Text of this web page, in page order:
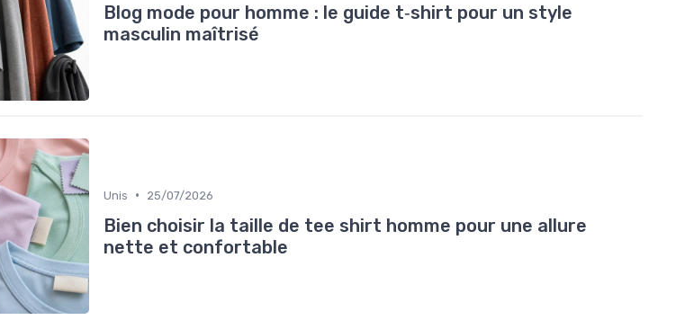
Blog mode pour homme : le guide t‑shirt pour un style
masculin maîtrisé
Unis • 25/07/2026
Bien choisir la taille de tee shirt homme pour une allure
nette et confortable